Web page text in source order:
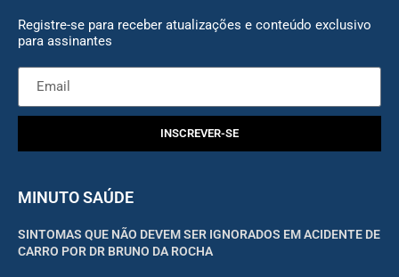
Registre-se para receber atualizações e conteúdo exclusivo
para assinantes
INSCREVER-SE
MINUTO SAÚDE
SINTOMAS QUE NÃO DEVEM SER IGNORADOS EM ACIDENTE DE
CARRO POR DR BRUNO DA ROCHA